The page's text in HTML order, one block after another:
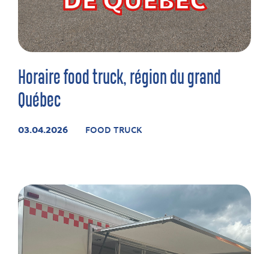
Horaire food truck, région du grand
Québec
03.04.2026 FOOD TRUCK